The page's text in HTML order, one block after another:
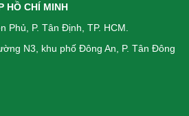
HỒ CHÍ MINH
Phủ, P. Tân Định, TP. HCM.
N3, khu phố Đông An, P. Tân Đông